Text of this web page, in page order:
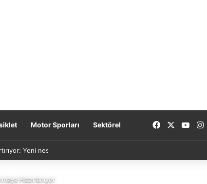
Motor Sporları Sektörel Facebook
Yeni nesil bataryalar 2027’de geliyor
Hazırlanıyor